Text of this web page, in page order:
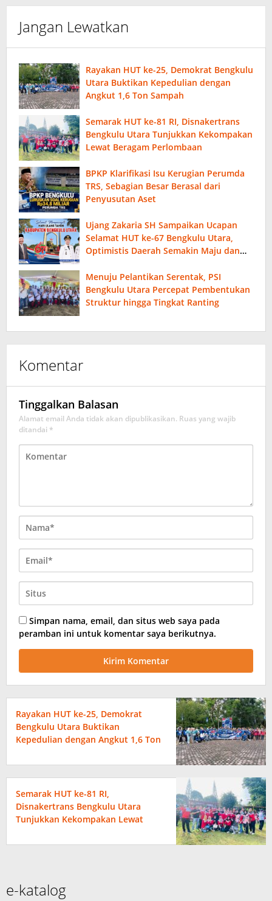
Jangan Lewatkan
Rayakan HUT ke-25, Demokrat Bengkulu
Utara Buktikan Kepedulian dengan
Angkut 1,6 Ton Sampah
Semarak HUT ke-81 RI, Disnakertrans
Bengkulu Utara Tunjukkan Kekompakan
Lewat Beragam Perlombaan
BPKP Klarifikasi Isu Kerugian Perumda
TRS, Sebagian Besar Berasal dari
Penyusutan Aset
Ujang Zakaria SH Sampaikan Ucapan
Selamat HUT ke-67 Bengkulu Utara,
Optimistis Daerah Semakin Maju dan
Menuju Pelantikan Serentak, PSI
Bengkulu Utara Percepat Pembentukan
Struktur hingga Tingkat Ranting
Komentar
Tinggalkan Balasan
Alamat email Anda tidak akan dipublikasikan. Ruas yang wajib
ditandai *
Simpan nama, email, dan situs web saya pada
peramban ini untuk komentar saya berikutnya.
Rayakan HUT ke-25, Demokrat
Bengkulu Utara Buktikan
Kepedulian dengan Angkut 1,6 Ton
Semarak HUT ke-81 RI,
Disnakertrans Bengkulu Utara
Tunjukkan Kekompakan Lewat
e-katalog